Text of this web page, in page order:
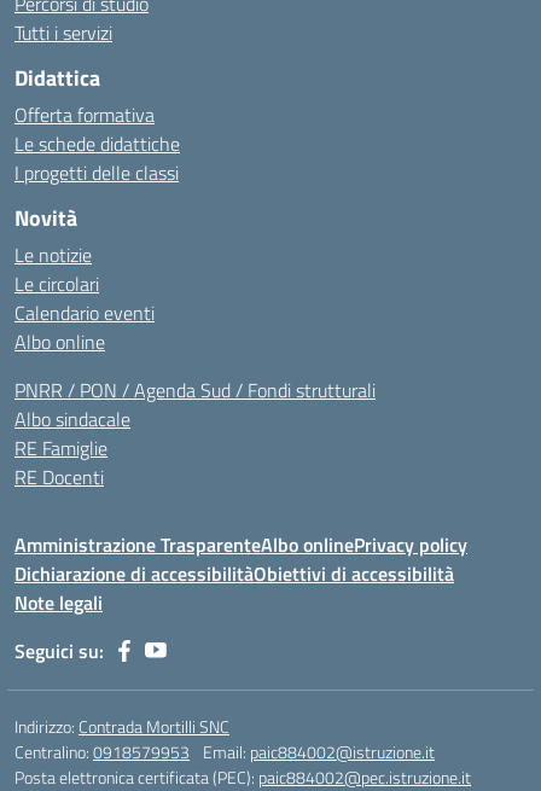
Tutti i servizi
Didattica
Offerta formativa
Le schede didattiche
I progetti delle classi
Novità
Le notizie
Le circolari
Calendario eventi
Albo online
PNRR / PON / Agenda Sud / Fondi strutturali
Albo sindacale
RE Famiglie
RE Docenti
Amministrazione TrasparenteAlbo onlinePrivacy policy
Dichiarazione di accessibilitàObiettivi di accessibilità
Note legali
Seguici su:
Indirizzo: Contrada Mortilli SNC
Centralino:0918579953 Email: paic884002@istruzione.it
Posta elettronica certificata (PEC): paic884002@pec.istruzione.it